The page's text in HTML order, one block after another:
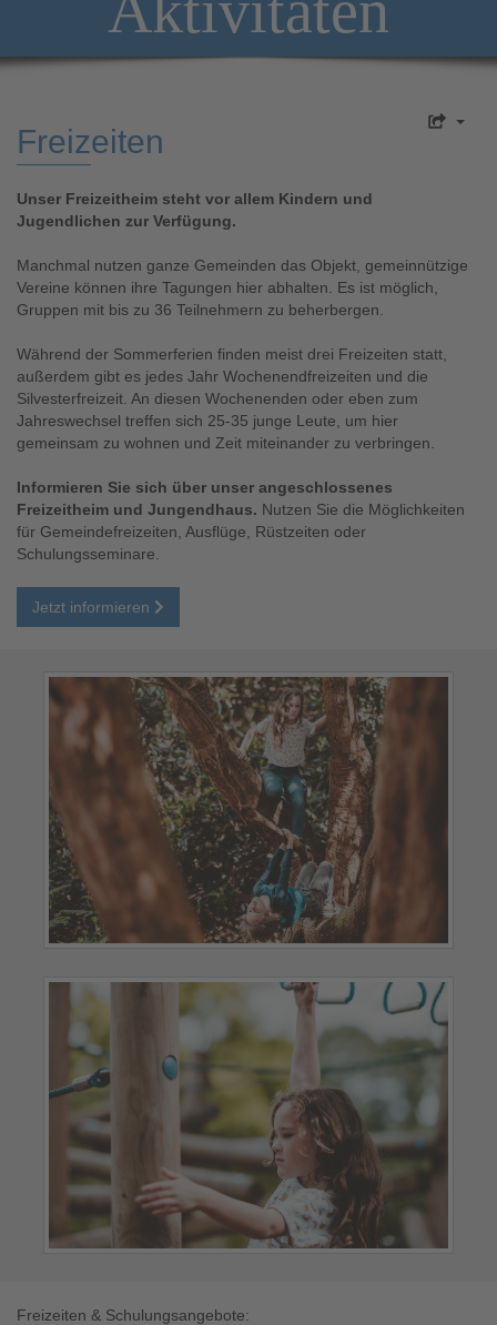
Freizeiten
Unser Freizeitheim steht vor allem Kindern und
Jugendlichen zur Verfügung.
Manchmal nutzen ganze Gemeinden das Objekt, gemeinnützige
Vereine können ihre Tagungen hier abhalten. Es ist möglich,
Gruppen mit bis zu 36 Teilnehmern zu beherbergen.
Während der Sommerferien finden meist drei Freizeiten statt,
außerdem gibt es jedes Jahr Wochenendfreizeiten und die
Silvesterfreizeit. An diesen Wochenenden oder eben zum
Jahreswechsel treffen sich 25-35 junge Leute, um hier
gemeinsam zu wohnen und Zeit miteinander zu verbringen.
Informieren Sie sich über unser angeschlossenes
Freizeitheim und Jungendhaus. Nutzen Sie die Möglichkeiten
für Gemeindefreizeiten, Ausflüge, Rüstzeiten oder
Schulungsseminare.
Jetzt informieren
Freizeiten & Schulungsangebote: